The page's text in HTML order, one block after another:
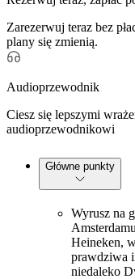
Zarezerwuj teraz bez
plany się zmienią.
Audioprzewodnik
Ciesz się lepszymi
audioprzewodnikowi
Główne punkty
Wyrusz na
Heineken,
prawdziwa
niedaleko